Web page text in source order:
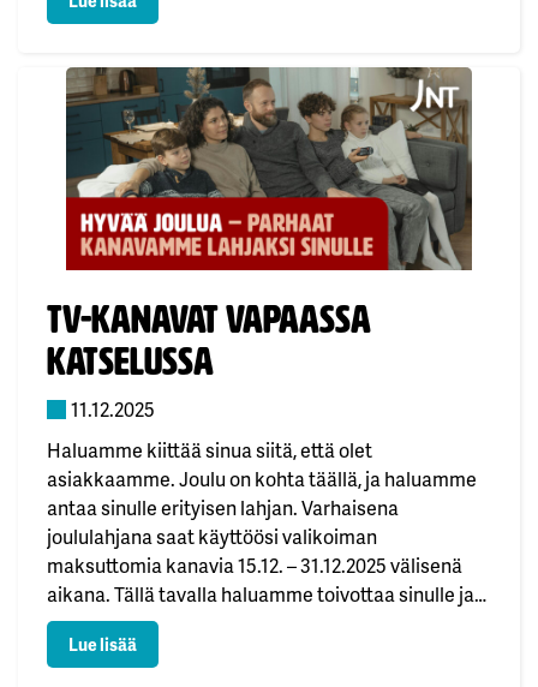
tarkoittaa: Uutuus kanavatarjonnassa – Viaplay TV
ilmaiskanavan, Viaplay TV. Kaikki JNT:n TV-
asiakkaat saavat kanavan
käyttöönsä. Kanava tarjoaa urheilua ja viihdettä
täysin ilman lisäkustannuksia. Kanavalla nähdään
Bundesliigaa, NHL:ää, talviurheilua, dartsia…
Tv-kanavat vapaassa
katselussa
Julkaistu:
11.12.2025
Haluamme kiittää sinua siitä, että olet
asiakkaamme. Joulu on kohta täällä, ja haluamme
antaa sinulle erityisen lahjan. Varhaisena
joululahjana saat käyttöösi valikoiman
maksuttomia kanavia 15.12. – 31.12.2025 välisenä
aikana. Tällä tavalla haluamme toivottaa sinulle ja
perheellesi hyvää joulua ja tarjota viihdettä, josta
koko perhe voi nauttia yhdessä. Seuraavat kanavat
Lue lisää: Tv-kanavat vapaassa katselussa